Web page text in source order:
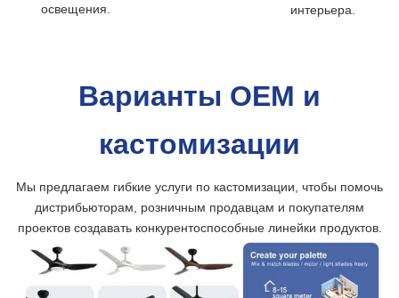
освещения.
интерьера.
Варианты OEM и
кастомизации
Мы предлагаем гибкие услуги по кастомизации, чтобы помочь
дистрибьюторам, розничным продавцам и покупателям
проектов создавать конкурентоспособные линейки продуктов.